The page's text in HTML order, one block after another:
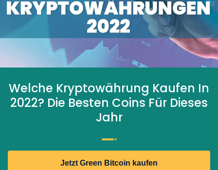
Welche Kryptowährung Kaufen In
2022? Die Besten Coins Für Dieses
Jahr
Jetzt Green Bitcoin kaufen